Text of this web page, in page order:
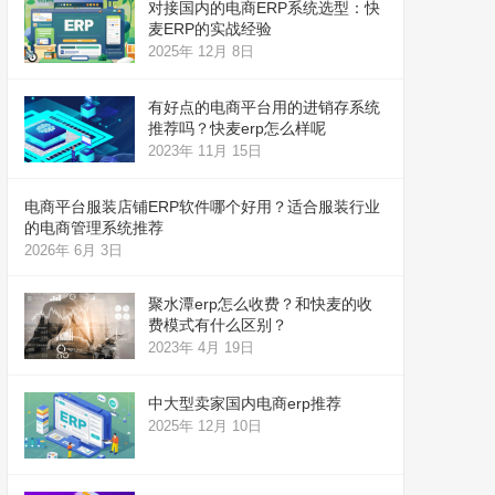
对接国内的电商ERP系统选型：快
麦ERP的实战经验
2025年 12月 8日
有好点的电商平台用的进销存系统
推荐吗？快麦erp怎么样呢
2023年 11月 15日
电商平台服装店铺ERP软件哪个好用？适合服装行业
的电商管理系统推荐
2026年 6月 3日
聚水潭erp怎么收费？和快麦的收
费模式有什么区别？
2023年 4月 19日
中大型卖家国内电商erp推荐
2025年 12月 10日